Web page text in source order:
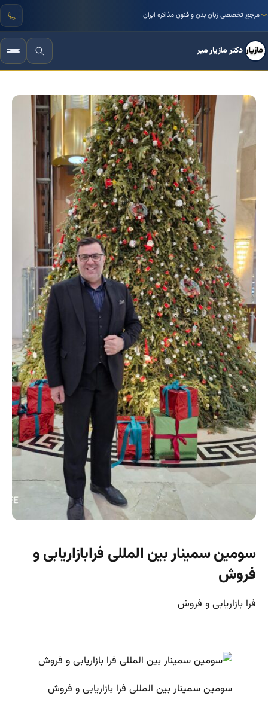
مرجع تخصصی زبان بدن و فنون مذاکره ایران
دکتر مازیار میر
سومین سمینار بین المللی فرابازاریابی و
فروش
فرا بازاریابی و فروش
سومین سمینار بین المللی فرا بازاریابی و فروش